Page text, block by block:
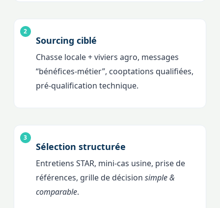
Sourcing ciblé
Chasse locale + viviers agro, messages
“bénéfices-métier”, cooptations qualifiées,
pré-qualification technique.
Sélection structurée
Entretiens STAR, mini-cas usine, prise de
références, grille de décision simple &
comparable.